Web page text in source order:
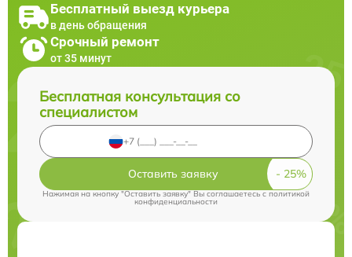
Бесплатный выезд курьера
в день обращения
Срочный ремонт
от 35 минут
Бесплатная консультация со
специалистом
Оставить заявку
Нажимая на кнопку "Оставить заявку" Вы соглашаетесь cполитикой
конфиденциальности